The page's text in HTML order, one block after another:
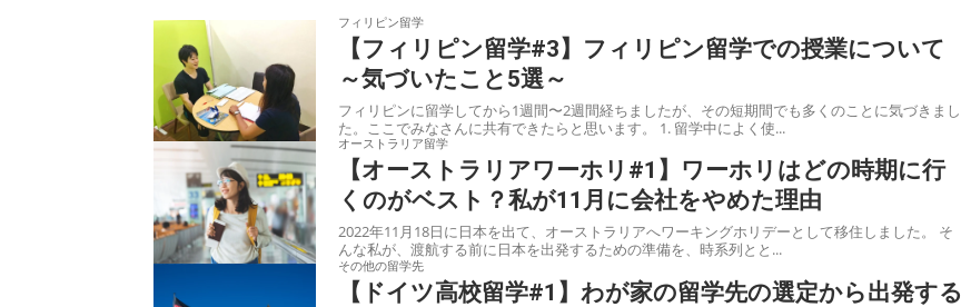
フィリピン留学
【フィリピン留学#3】フィリピン留学での授業について
～気づいたこと5選～
フィリピンに留学してから1週間〜2週間経ちましたが、その短期間でも多くのことに気づきまし
た。ここでみなさんに共有できたらと思います。 1. 留学中によく使...
オーストラリア留学
【オーストラリアワーホリ#1】ワーホリはどの時期に行
くのがベスト？私が11月に会社をやめた理由
2022年11月18日に日本を出て、オーストラリアへワーキングホリデーとして移住しました。 そ
んな私が、渡航する前に日本を出発するための準備を、時系列とと...
その他の留学先
【ドイツ高校留学#1】わが家の留学先の選定から出発する